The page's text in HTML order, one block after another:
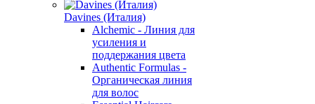
Davines (Италия)
Alchemic - Линия для
усиления и
поддержания цвета
Authentic Formulas -
Органическая линия
для волос